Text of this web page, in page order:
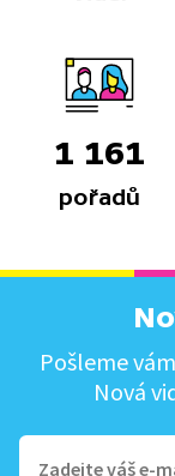
1 161
pořadů
Pošleme
Nová